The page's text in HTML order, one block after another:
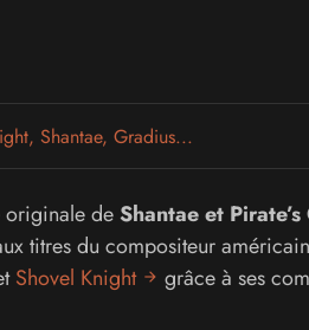
Shantae, Gradius...
originale deShantae et Pirate’s
titres du compositeur américain
Shovel Knight
grâce à ses